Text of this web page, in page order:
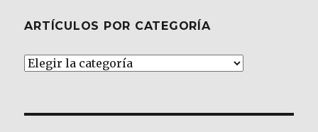
ARTÍCULOS POR CATEGORÍA
Artículos